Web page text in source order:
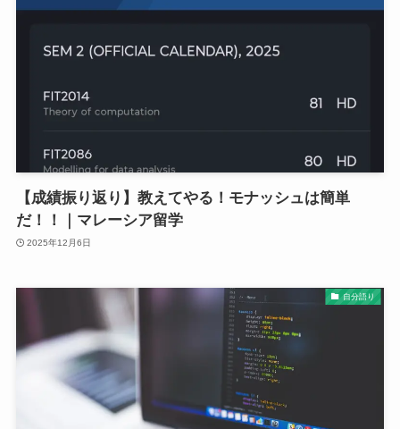
【成績振り返り】教えてやる！モナッシュは簡単
だ！！｜マレーシア留学
2025年12月6日
自分語り